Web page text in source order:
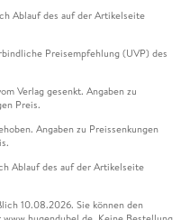
Ablauf des auf der Artikelseite
Preisempfehlung (UVP) des
Verlag gesenkt. Angaben zu
Preis.
Angaben zu Preissenkungen
Ablauf des auf der Artikelseite
10.08.2026. Sie können den